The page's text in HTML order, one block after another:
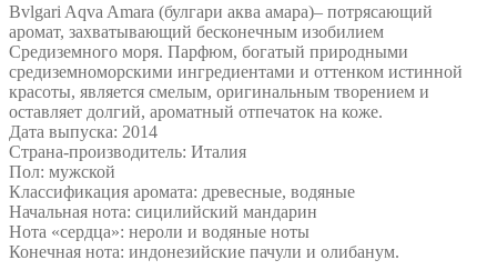
Bvlgari Aqva Amara (булгари аква амара)– потрясающий
аромат, захватывающий бесконечным изобилием
Средиземного моря. Парфюм, богатый природными
средиземноморскими ингредиентами и оттенком истинной
красоты, является смелым, оригинальным творением и
оставляет долгий, ароматный отпечаток на коже.
Дата выпуска: 2014
Страна-производитель: Италия
Пол: мужской
Классификация аромата: древесные, водяные
Начальная нота: сицилийский мандарин
Нота «сердца»: нероли и водяные ноты
Конечная нота: индонезийские пачули и олибанум.